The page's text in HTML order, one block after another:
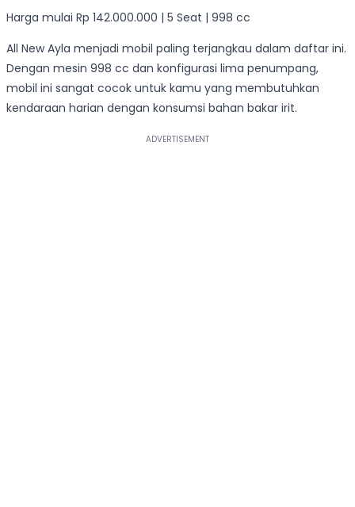
Harga mulai Rp 142.000.000 | 5 Seat | 998 cc
All New Ayla menjadi mobil paling terjangkau dalam daftar ini.
Dengan mesin 998 cc dan konfigurasi lima penumpang,
mobil ini sangat cocok untuk kamu yang membutuhkan
kendaraan harian dengan konsumsi bahan bakar irit.